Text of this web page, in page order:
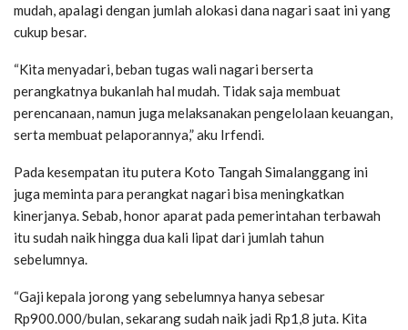
mudah, apalagi dengan jumlah alokasi dana nagari saat ini yang
cukup besar.
“Kita menyadari, beban tugas wali nagari berserta
perangkatnya bukanlah hal mudah. Tidak saja membuat
perencanaan, namun juga melaksanakan pengelolaan keuangan,
serta membuat pelaporannya,” aku Irfendi.
Pada kesempatan itu putera Koto Tangah Simalanggang ini
juga meminta para perangkat nagari bisa meningkatkan
kinerjanya. Sebab, honor aparat pada pemerintahan terbawah
itu sudah naik hingga dua kali lipat dari jumlah tahun
sebelumnya.
“Gaji kepala jorong yang sebelumnya hanya sebesar
Rp900.000/bulan, sekarang sudah naik jadi Rp1,8 juta. Kita